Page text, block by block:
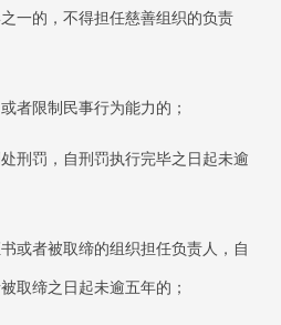
一的，不得担任慈善组织的负责
者限制民事行为能力的；
刑罚，自刑罚执行完毕之日起未逾
或者被取缔的组织担任负责人，自
取缔之日起未逾五年的；